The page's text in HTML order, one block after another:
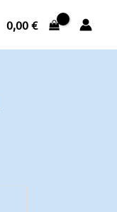
0,00 €